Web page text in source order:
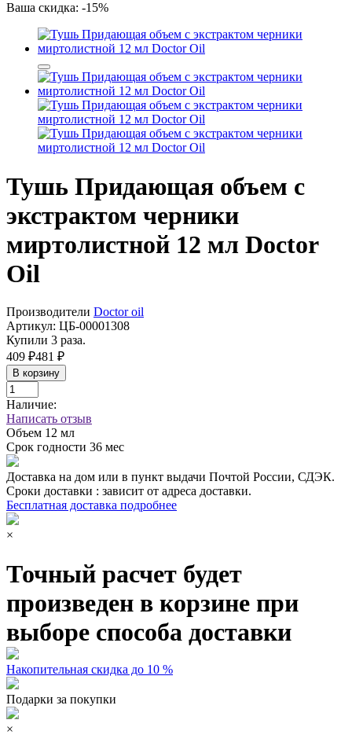
Ваша скидка: -15%
Тушь Придающая объем с
экстрактом черники
миртолистной 12 мл Doctor
Oil
Производители Doctor oil
Артикул: ЦБ-00001308
Купили 3 раза.
409 ₽481 ₽
В корзину
Наличие:
Написать отзыв
Объем 12 мл
Срок годности 36 мес
Доставка на дом или в пункт выдачи Почтой России, СДЭК.
Сроки доставки : зависит от адреса доставки.
Бесплатная доставка подробнее
×
Точный расчет будет
произведен в корзине при
выборе способа доставки
Накопительная скидка до 10 %
Подарки за покупки
×